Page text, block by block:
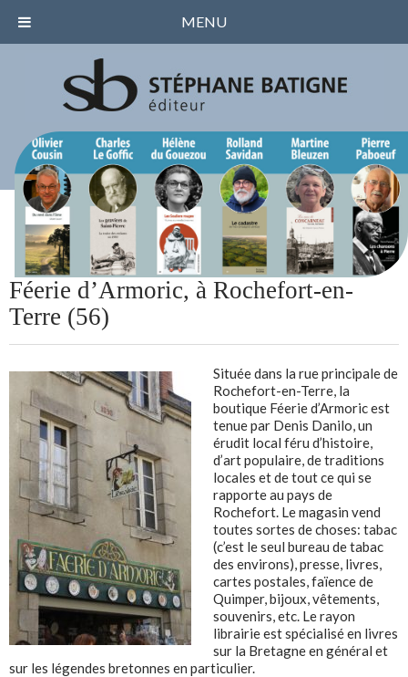
Féerie d’Armoric, à Rochefort-en-
Terre (56)
Située dans la rue principale de
Rochefort-en-Terre, la
boutique Féerie d’Armoric est
tenue par Denis Danilo, un
érudit local féru d’histoire,
d’art populaire, de traditions
locales et de tout ce qui se
rapporte au pays de
Rochefort. Le magasin vend
toutes sortes de choses: tabac
(c’est le seul bureau de tabac
des environs), presse, livres,
cartes postales, faïence de
Quimper, bijoux, vêtements,
souvenirs, etc. Le rayon
librairie est spécialisé en livres
sur la Bretagne en général et
sur les légendes bretonnes en particulier.
MENU